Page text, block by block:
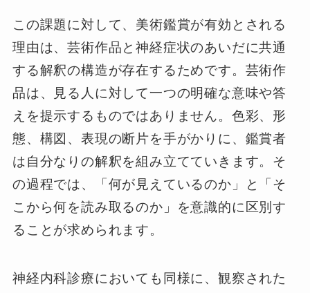
この課題に対して、美術鑑賞が有効とされる
理由は、芸術作品と神経症状のあいだに共通
する解釈の構造が存在するためです。芸術作
品は、見る人に対して一つの明確な意味や答
えを提示するものではありません。色彩、形
態、構図、表現の断片を手がかりに、鑑賞者
は自分なりの解釈を組み立てていきます。そ
の過程では、「何が見えているのか」と「そ
こから何を読み取るのか」を意識的に区別す
ることが求められます。
神経内科診療においても同様に、観察された